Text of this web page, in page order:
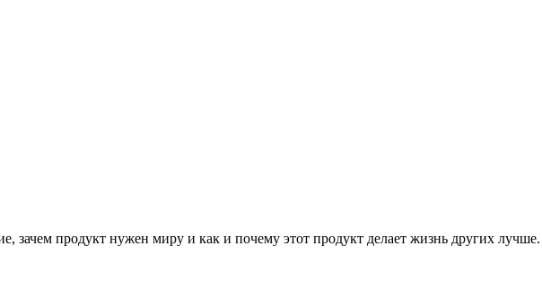
зачем продукт нужен миру и как и почему этот продукт делает жизнь других